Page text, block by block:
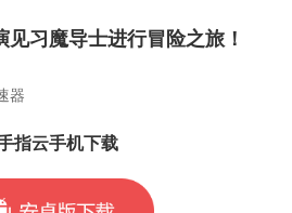
习魔导士进行冒险之旅！
器
指云手机下载